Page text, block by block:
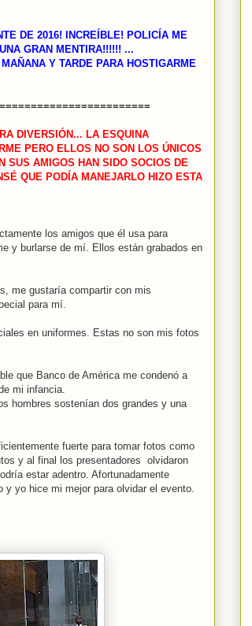
DE 2016! INCREÍBLE! POLICÍA ME
GRAN MENTIRA!!!!!! ...
Y TARDE PARA HOSTIGARME
DIVERSIÓN... LA ESQUINA
PERO ELLOS NO SON LOS ÚNICOS
SUS AMIGOS HAN SIDO SOCIOS DE
QUE PODÍA MANEJARLO HIZO ESTA
los amigos que él usa para
y burlarse de mí. Ellos están grabados en
me gustaría compartir con mis
para mí.
en uniformes. Estas no son mis fotos
que Banco de América me condenó a
mi infancia.
hombres sostenían dos grandes y una
fuerte para tomar fotos como
y al final los presentadores olvidaron
estar adentro. Afortunadamente
yo hice mi mejor para olvidar el evento.